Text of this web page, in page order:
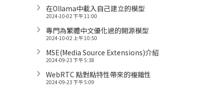
在Ollama中載入自己建立的模型
2024-10-02 下午 11:00
專門為繁體中文優化過的開源模型
2024-10-02 上午 10:50
MSE(Media Source Extensions)介紹
2024-09-23 下午 5:38
WebRTC 點對點特性帶來的複雜性
2024-09-23 下午 5:09